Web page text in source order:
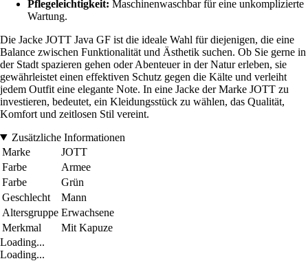
Pflegeleichtigkeit: Maschinenwaschbar für eine unkomplizierte
Wartung.
Die Jacke JOTT Java GF ist die ideale Wahl für diejenigen, die eine
Balance zwischen Funktionalität und Ästhetik suchen. Ob Sie gerne in
der Stadt spazieren gehen oder Abenteuer in der Natur erleben, sie
gewährleistet einen effektiven Schutz gegen die Kälte und verleiht
jedem Outfit eine elegante Note. In eine Jacke der Marke JOTT zu
investieren, bedeutet, ein Kleidungsstück zu wählen, das Qualität,
Komfort und zeitlosen Stil vereint.
Zusätzliche Informationen
Marke
JOTT
Farbe
Armee
Farbe
Grün
Geschlecht
Mann
Altersgruppe Erwachsene
Merkmal
Mit Kapuze
Loading...
Loading...